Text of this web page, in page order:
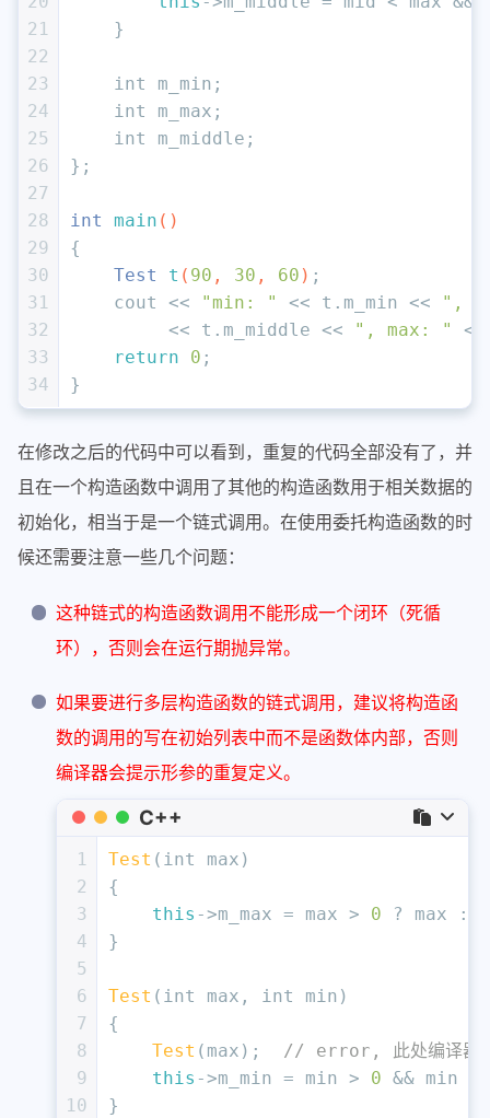
21
22
23
24
25
26
27
28
29
30
31
32
33
34
    }
int
m_min;
int
m_max;
int
m_middle;
};
int main ()
{
Test t ( 90 , 30 , 60 ) ;
    cout <<
"min: " << t.m_min <<
",
         << t.m_middle <<
", max: "
return
0 ;
}
在修改之后的代码中可以看到，重复的代码全部没有了，并
且在一个构造函数中调用了其他的构造函数用于相关数据的
初始化，相当于是一个链式调用。在使用委托构造函数的时
候还需要注意一些几个问题：
这种链式的构造函数调用不能形成一个闭环（死循
环），否则会在运行期抛异常。
如果要进行多层构造函数的链式调用，建议将构造函
数的调用的写在初始列表中而不是函数体内部，否则
编译器会提示形参的重复定义。
C++
1
2
3
4
5
6
7
8
9
10
Test ( int
max)
{
this ->m_max = max > 0 ? max :
}
Test ( int max, int
min)
{
Test
// error, 此处编译器会
this ->m_min = min > 0 && min
}